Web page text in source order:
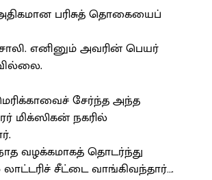
அதிகமான பரிசுத் தொகையைப்
எனினும் அவரின் பெயர்
சேர்ந்த அந்த
மிக்ஸிகன் நகரில்
வழக்கமாகத் தொடர்ந்து
சீட்டை வாங்கிவந்தார்….